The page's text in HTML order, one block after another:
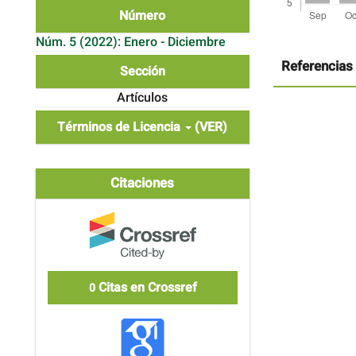
Número
Núm. 5 (2022): Enero - Diciembre
Sección
Artículos
Términos de Licencia
(VER)
Citaciones
0Citas en Crossref
artículo
Referencias